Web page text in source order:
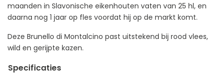
maanden in Slavonische eikenhouten vaten van 25 hl, en
daarna nog 1 jaar op fles voordat hij op de markt komt.
Deze Brunello di Montalcino past uitstekend bij rood vlees,
wild en gerijpte kazen.
Specificaties